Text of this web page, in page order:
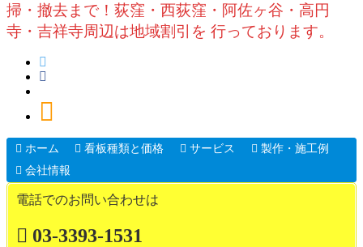
掃・撤去まで！荻窪・西荻窪・阿佐ヶ谷・高円
寺・吉祥寺周辺は地域割引を 行っております。
ホーム 看板種類と価格 サービス
製作・施工例
会社情報
電話でのお問い合わせは
03-3393-1531